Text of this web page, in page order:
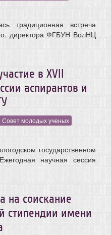
традиционная встреча
директора ФГБУН ВолНЦ
в XVII
аспирантов и
Совет молодых ученых
государственном
научная сессия
на соискание
стипендии имени